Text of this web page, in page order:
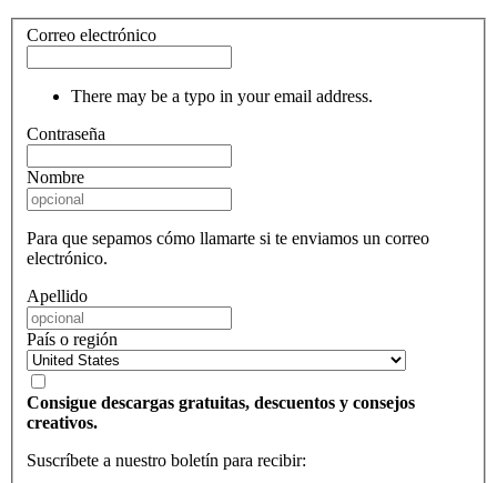
Correo electrónico
There may be a typo in your email address.
Contraseña
Nombre
Para que sepamos cómo llamarte si te enviamos un correo
electrónico.
Apellido
País o región
Consigue descargas gratuitas, descuentos y consejos
creativos.
Suscríbete a nuestro boletín para recibir: